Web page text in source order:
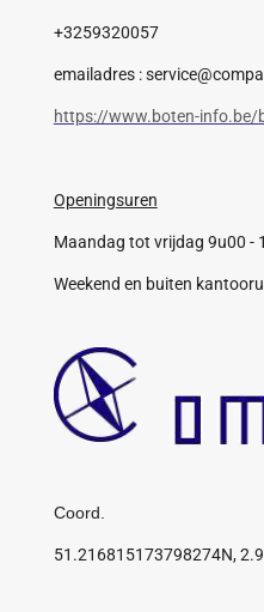
+3259320057
emailadres :
https://www.boten-info.be/
Openingsuren
Maandag tot vrijdag 9u00 -
Weekend en buiten
Coord.
51.216815173798274N,